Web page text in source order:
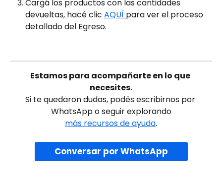
Cargá los productos con las cantidades
devueltas, hacé clic AQUÍ para ver el proceso
detallado del Egreso.
Estamos para acompañarte en lo que
necesites.
Si te quedaron dudas, podés escribirnos por
WhatsApp o seguir explorando
más recursos de ayuda.
Conversar por WhatsApp